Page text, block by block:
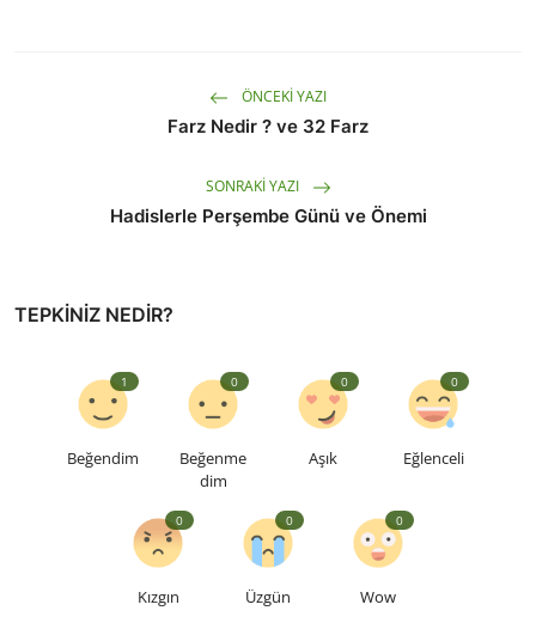
ÖNCEKI YAZI
Farz Nedir ? ve 32 Farz
SONRAKI YAZI
Hadislerle Perşembe Günü ve Önemi
TEPKINIZ NEDIR?
Beğendim
1
Beğenme
dim
0
Aşık
0
Eğlenceli
0
Kızgın
0
Üzgün
0
Wow
0